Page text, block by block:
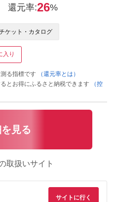
還元率:26%
ケット・カタログ
入り
る指標です
（還元率とは）
とお得にふるさと納税できます
（控
見る
取扱いサイト
サイトに行く